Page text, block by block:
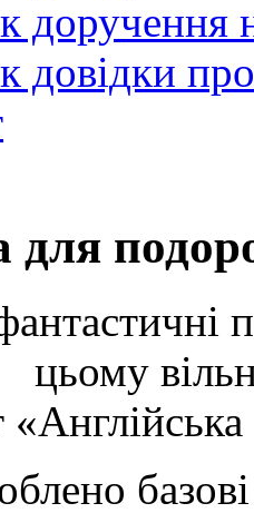
доручення
довідки
для
цьому